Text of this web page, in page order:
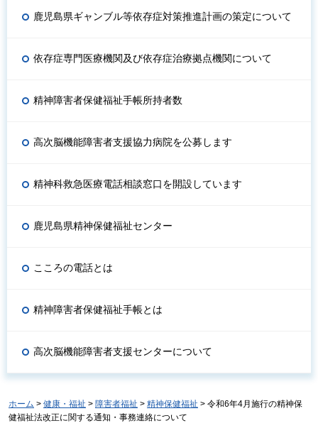
鹿児島県ギャンブル等依存症対策推進計画の策定について
依存症専門医療機関及び依存症治療拠点機関について
精神障害者保健福祉手帳所持者数
高次脳機能障害者支援協力病院を公募します
精神科救急医療電話相談窓口を開設しています
鹿児島県精神保健福祉センター
こころの電話とは
精神障害者保健福祉手帳とは
高次脳機能障害者支援センターについて
ホーム > 健康・福祉 > 障害者福祉 > 精神保健福祉 > 令和6年4月施行の精神保
健福祉法改正に関する通知・事務連絡について